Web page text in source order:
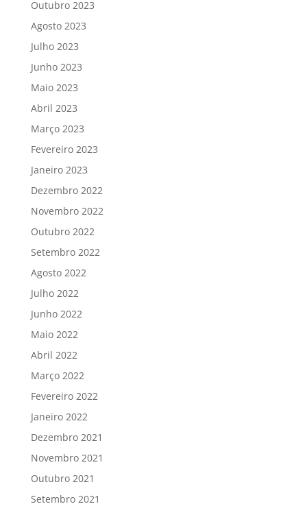
Outubro 2023
Agosto 2023
Julho 2023
Junho 2023
Maio 2023
Abril 2023
Março 2023
Fevereiro 2023
Janeiro 2023
Dezembro 2022
Novembro 2022
Outubro 2022
Setembro 2022
Agosto 2022
Julho 2022
Junho 2022
Maio 2022
Abril 2022
Março 2022
Fevereiro 2022
Janeiro 2022
Dezembro 2021
Novembro 2021
Outubro 2021
Setembro 2021